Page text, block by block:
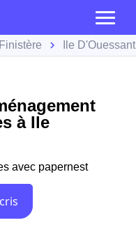
Finistère Ile D'Ouessant